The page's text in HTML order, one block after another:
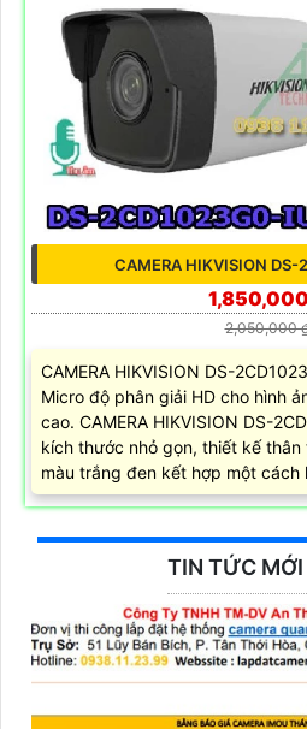
CAMERA HIKVISION
2,050,000
CAMERA HIKVISION DS-
Micro độ phân giải HD cho hình
cao. CAMERA HIKVISION DS-
kích thước nhỏ gọn, thiết kế
màu trắng đen kết hợp một cách
TIN TỨC MỚI